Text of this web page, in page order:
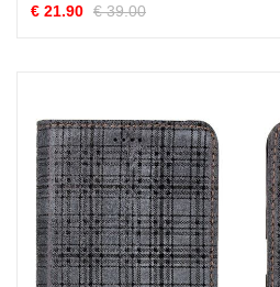
€ 21.90 € 39.00